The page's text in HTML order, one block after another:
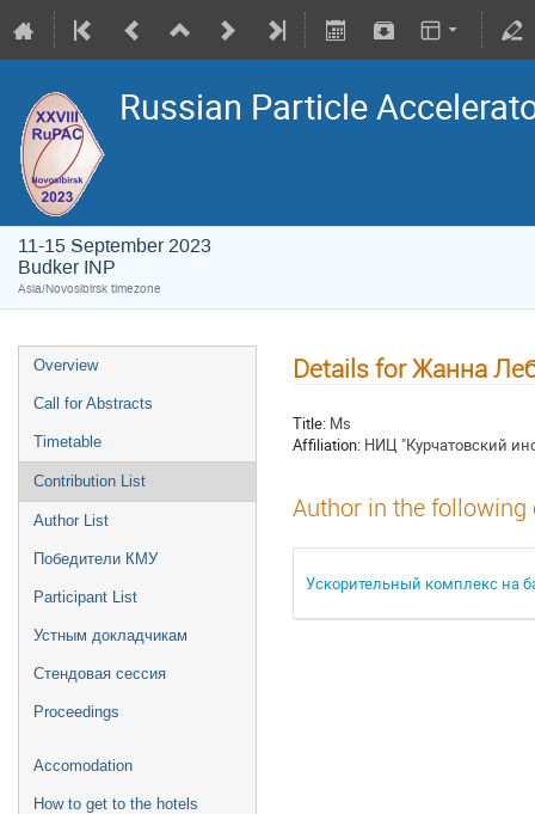
Russian Particle
11-15 September 2023
Budker INP
Asia/Novosibirsk timezone
Overview
Call for Abstracts
Timetable
Contribution List
Author List
Победители КМУ
Participant List
Устным докладчикам
Стендовая сессия
Proceedings
Accomodation
How to get to the hotels
Details for Жанна
Title: Ms
Affiliation: НИЦ "Курчатовский
Author in the
Ускорительный комплекс на